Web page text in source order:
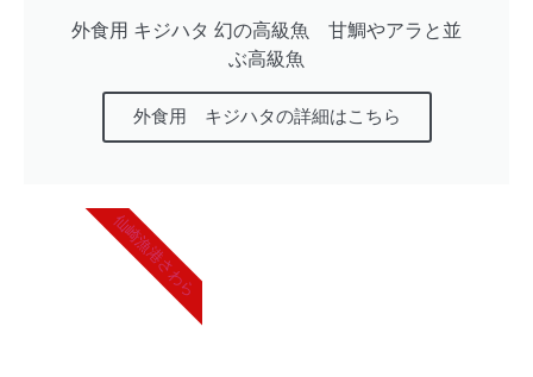
外食用 キジハタ 幻の高級魚 甘鯛やアラと並
ぶ高級魚
外食用 キジハタの詳細はこちら
仙崎漁港さわら